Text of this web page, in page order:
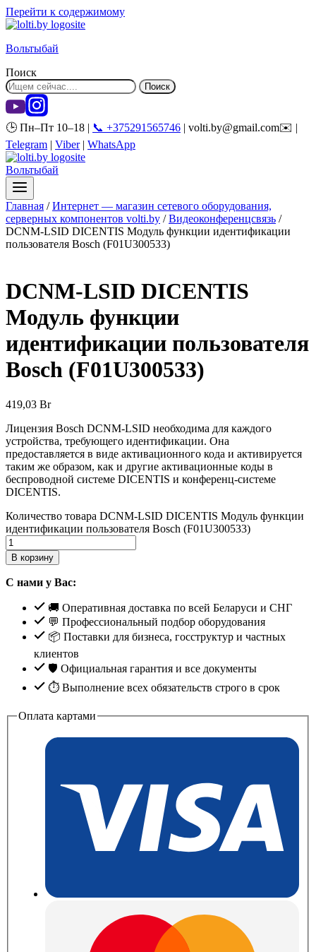
Перейти к содержимому
Вольтыбай
Поиск
Поиск
🕒 Пн–Пт 10–18 | 📞 +375291565746 | volti.by@gmail.com✉️ |
Telegram | Viber| WhatsApp
Вольтыбай
Главная / Интернет — магазин сетевого оборудования,
серверных компонентов volti.by / Видеоконференцсвязь /
DCNM-LSID DICENTIS Модуль функции идентификации
пользователя Bosch (F01U300533)
DCNM-LSID DICENTIS
Модуль функции
идентификации пользователя
Bosch (F01U300533)
419,03 Br
Лицензия Bosch DCNM-LSID необходима для каждого
устройства, требующего идентификации. Она
предоставляется в виде активационного кода и активируется
таким же образом, как и другие активационные коды в
беспроводной системе DICENTIS и конференц-системе
DICENTIS.
Количество товара DCNM-LSID DICENTIS Модуль функции
идентификации пользователя Bosch (F01U300533)
В корзину
С нами у Вас:
🚚 Оперативная доставка по всей Беларуси и СНГ
💬 Профессиональный подбор оборудования
📦 Поставки для бизнеса, госструктур и частных
клиентов
🛡️ Официальная гарантия и все документы
⏱ Выполнение всех обязательств строго в срок
Оплата картами